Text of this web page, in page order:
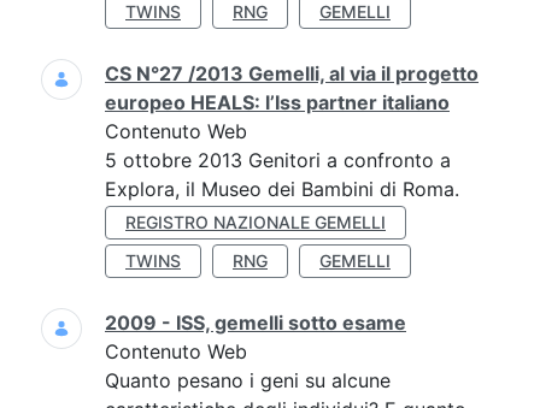
TWINS
RNG GEMELLI
CS N°27 /2013 Gemelli, al via il progetto
europeo HEALS: l’Iss partner italiano
Contenuto Web
5 ottobre 2013 Genitori a confronto a
Explora, il Museo dei Bambini di Roma.
REGISTRO NAZIONALE GEMELLI
TWINS
RNG GEMELLI
2009 - ISS, gemelli sotto esame
Contenuto Web
Quanto pesano i geni su alcune